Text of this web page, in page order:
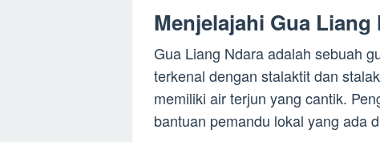
Menjelajahi Gua Liang
Gua Liang Ndara adalah sebuah
terkenal dengan stalaktit dan
memiliki air terjun yang cantik.
bantuan pemandu lokal yang ada